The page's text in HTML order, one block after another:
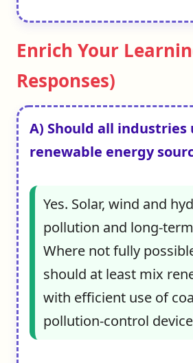
Enrich Your
Responses)
A) Should all industries
renewable energy
Yes. Solar, wind and
pollution and long-
Where not fully
should at least mix
with efficient use of
pollution-control